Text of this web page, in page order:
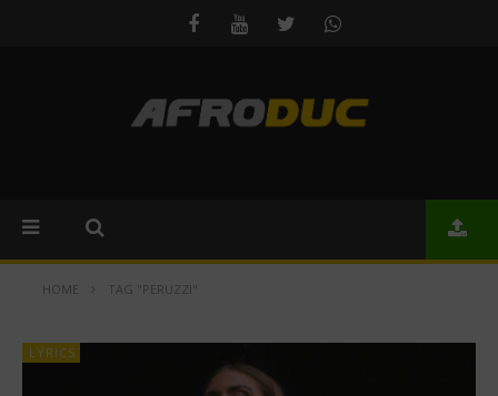
HOME TAG "PERUZZI"
LYRICS